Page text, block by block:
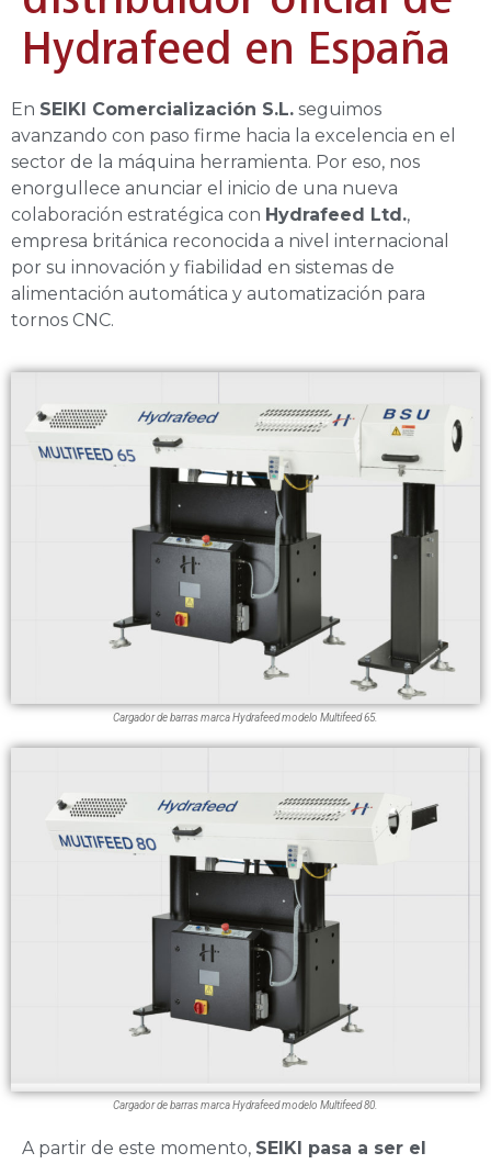
Hydrafeed en España
En SEIKI Comercialización S.L. seguimos
avanzando con paso firme hacia la excelencia en el
sector de la máquina herramienta. Por eso, nos
enorgullece anunciar el inicio de una nueva
colaboración estratégica con Hydrafeed Ltd.,
empresa británica reconocida a nivel internacional
por su innovación y fiabilidad en sistemas de
alimentación automática y automatización para
tornos CNC.
Cargador de barras marca Hydrafeed modelo Multifeed 65.
Cargador de barras marca Hydrafeed modelo Multifeed 80.
A partir de este momento, SEIKI pasa a ser el